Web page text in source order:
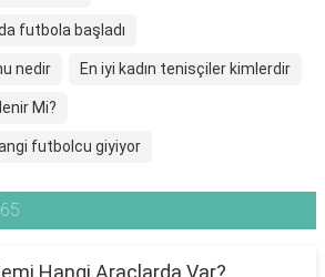
futbola başladı
nedir En iyi kadın tenisçiler kimlerdir
Mi?
futbolcu giyiyor